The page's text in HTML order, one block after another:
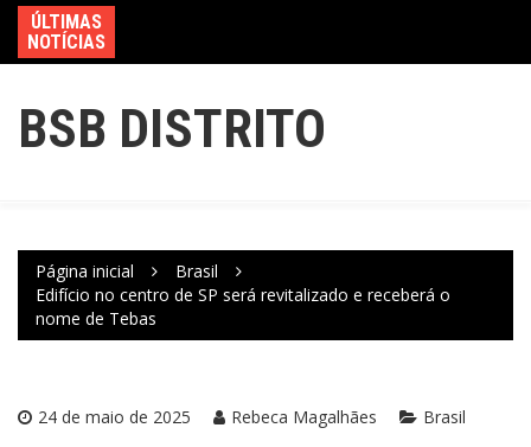
ÚLTIMAS
NOTÍCIAS
BSB DISTRITO
Página inicial
Brasil
Edifício no centro de SP será revitalizado e receberá o
nome de Tebas
24 de maio de 2025 Rebeca Magalhães Brasil